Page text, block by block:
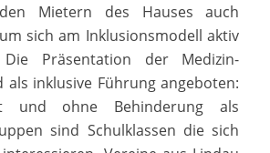
Mietern des Hauses auch
sich am Inklusionsmodell aktiv
Präsentation der Medizin-
als inklusive Führung angeboten:
und ohne Behinderung als
sind Schulklassen die sich